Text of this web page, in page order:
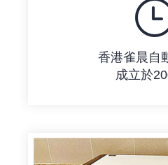
香港雀晨自
成立於